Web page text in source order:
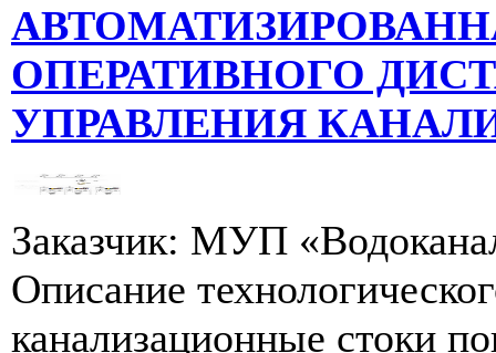
ОПЕРАТИВНОГО
УПРАВЛЕНИЯ
Заказчик: МУП
Описание
канализационные стоки